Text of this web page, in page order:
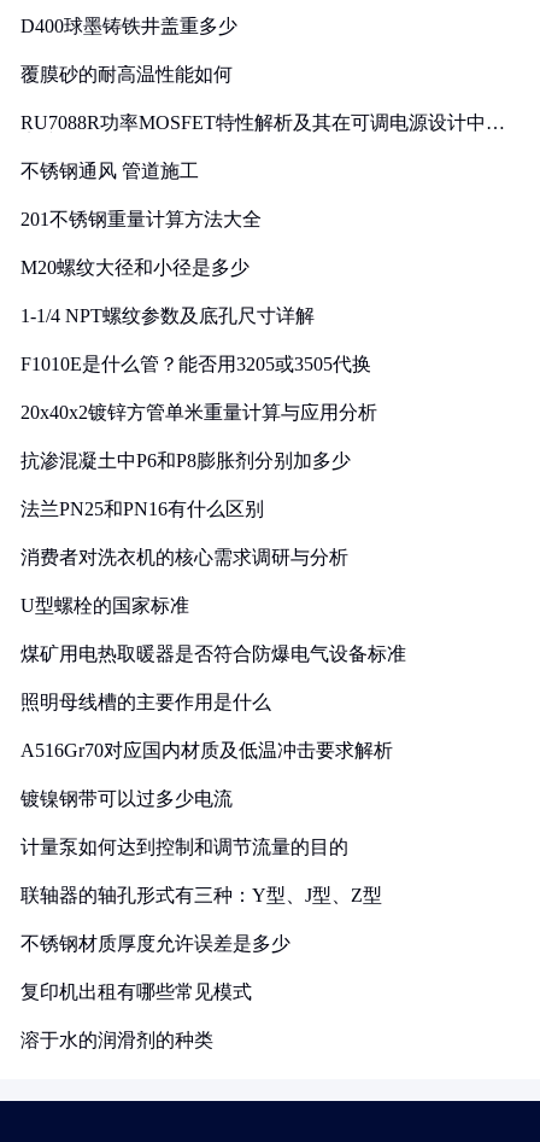
D400球墨铸铁井盖重多少
覆膜砂的耐高温性能如何
RU7088R功率MOSFET特性解析及其在可调电源设计中的
不锈钢通风 管道施工
201不锈钢重量计算方法大全
M20螺纹大径和小径是多少
1-1/4 NPT螺纹参数及底孔尺寸详解
F1010E是什么管？能否用3205或3505代换
20x40x2镀锌方管单米重量计算与应用分析
抗渗混凝土中P6和P8膨胀剂分别加多少
法兰PN25和PN16有什么区别
消费者对洗衣机的核心需求调研与分析
U型螺栓的国家标准
煤矿用电热取暖器是否符合防爆电气设备标准
照明母线槽的主要作用是什么
A516Gr70对应国内材质及低温冲击要求解析
镀镍钢带可以过多少电流
计量泵如何达到控制和调节流量的目的
联轴器的轴孔形式有三种：Y型、J型、Z型
不锈钢材质厚度允许误差是多少
复印机出租有哪些常见模式
溶于水的润滑剂的种类